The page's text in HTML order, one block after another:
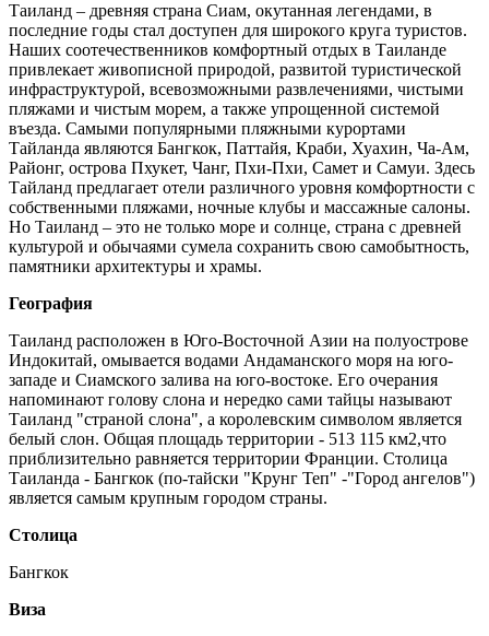
Таиланд – древняя страна Сиам, окутанная легендами, в
последние годы стал доступен для широкого круга туристов.
Наших соотечественников комфортный отдых в Таиланде
привлекает живописной природой, развитой туристической
инфраструктурой, всевозможными развлечениями, чистыми
пляжами и чистым морем, а также упрощенной системой
въезда. Самыми популярными пляжными курортами
Тайланда являются Бангкок, Паттайя, Краби, Хуахин, Ча-Ам,
Районг, острова Пхукет, Чанг, Пхи-Пхи, Самет и Самуи. Здесь
Тайланд предлагает отели различного уровня комфортности с
собственными пляжами, ночные клубы и массажные салоны.
Но Таиланд – это не только море и солнце, страна с древней
культурой и обычаями сумела сохранить свою самобытность,
памятники архитектуры и храмы.
География
Таиланд расположен в Юго-Восточной Азии на полуострове
Индокитай, омывается водами Андаманского моря на юго-
западе и Сиамского залива на юго-востоке. Его очерания
напоминают голову слона и нередко сами тайцы называют
Таиланд "страной слона", а королевским символом является
белый слон. Общая площадь территории - 513 115 км2,что
приблизительно равняется территории Франции. Столица
Таиланда - Бангкок (по-тайски "Крунг Теп" -"Город ангелов")
является самым крупным городом страны.
Столица
Бангкок
Виза